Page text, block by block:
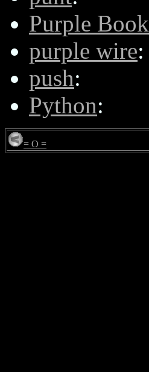
Purple Book
purple wire:
push:
Python:
= O =